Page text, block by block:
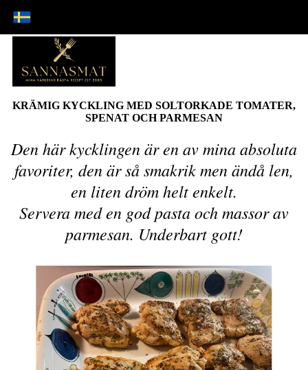
KRÄMIG KYCKLING MED SOLTORKADE TOMATER,
SPENAT OCH PARMESAN
Den här kycklingen är en av mina absoluta
favoriter, den är så smakrik men ändå len,
en liten dröm helt enkelt.
Servera med en god pasta och massor av
parmesan. Underbart gott!